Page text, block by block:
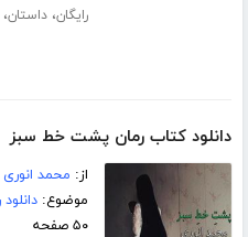
رایگان،داستان
دانلود کتاب رمان پشت خط سبز
از: محمد انوری
موضوع:
۵۰ صفحه